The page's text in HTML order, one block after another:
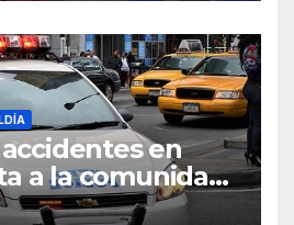
en
a la comunidad